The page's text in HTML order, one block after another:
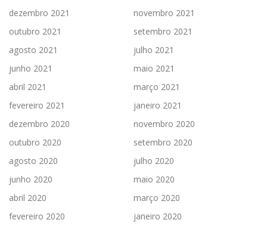
dezembro 2021
novembro 2021
outubro 2021
setembro 2021
agosto 2021
julho 2021
junho 2021
maio 2021
abril 2021
março 2021
fevereiro 2021
janeiro 2021
dezembro 2020
novembro 2020
outubro 2020
setembro 2020
agosto 2020
julho 2020
junho 2020
maio 2020
abril 2020
março 2020
fevereiro 2020
janeiro 2020